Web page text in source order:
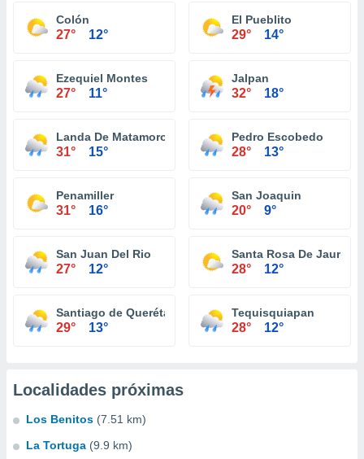
Colón
27° 12°
El Pueblito
29° 14°
Ezequiel Montes
27° 11°
Jalpan
32° 18°
Landa De Matamoros
31° 15°
Pedro Escobedo
28° 13°
Penamiller
31° 16°
San Joaquin
20° 9°
San Juan Del Rio
27° 12°
Santa Rosa De Jauregui
28° 12°
Santiago de Querétaro
29° 13°
Tequisquiapan
28° 12°
Localidades próximas
Los Benitos (7.51 km)
La Tortuga (9.9 km)